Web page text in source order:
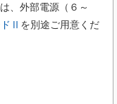
、外部電源（６～
ドⅡ を別途ご用意くだ